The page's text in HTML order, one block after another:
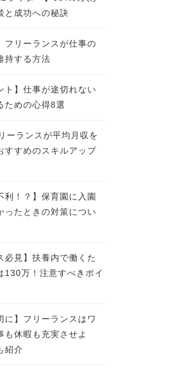
と成功への秘訣
フリーランスが仕事の
持する方法
ト】仕事が途切れない
ための心得8選
ーランスが平均月収を
すすめのスキルアップ
利！？】保育園に入園
ったときの対策につい
必見】扶養内で働くた
130万！注意すべきポイ
に】フリーランスはワ
も休暇も充実させよ
紹介